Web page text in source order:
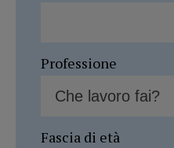
Professione
Fascia di età